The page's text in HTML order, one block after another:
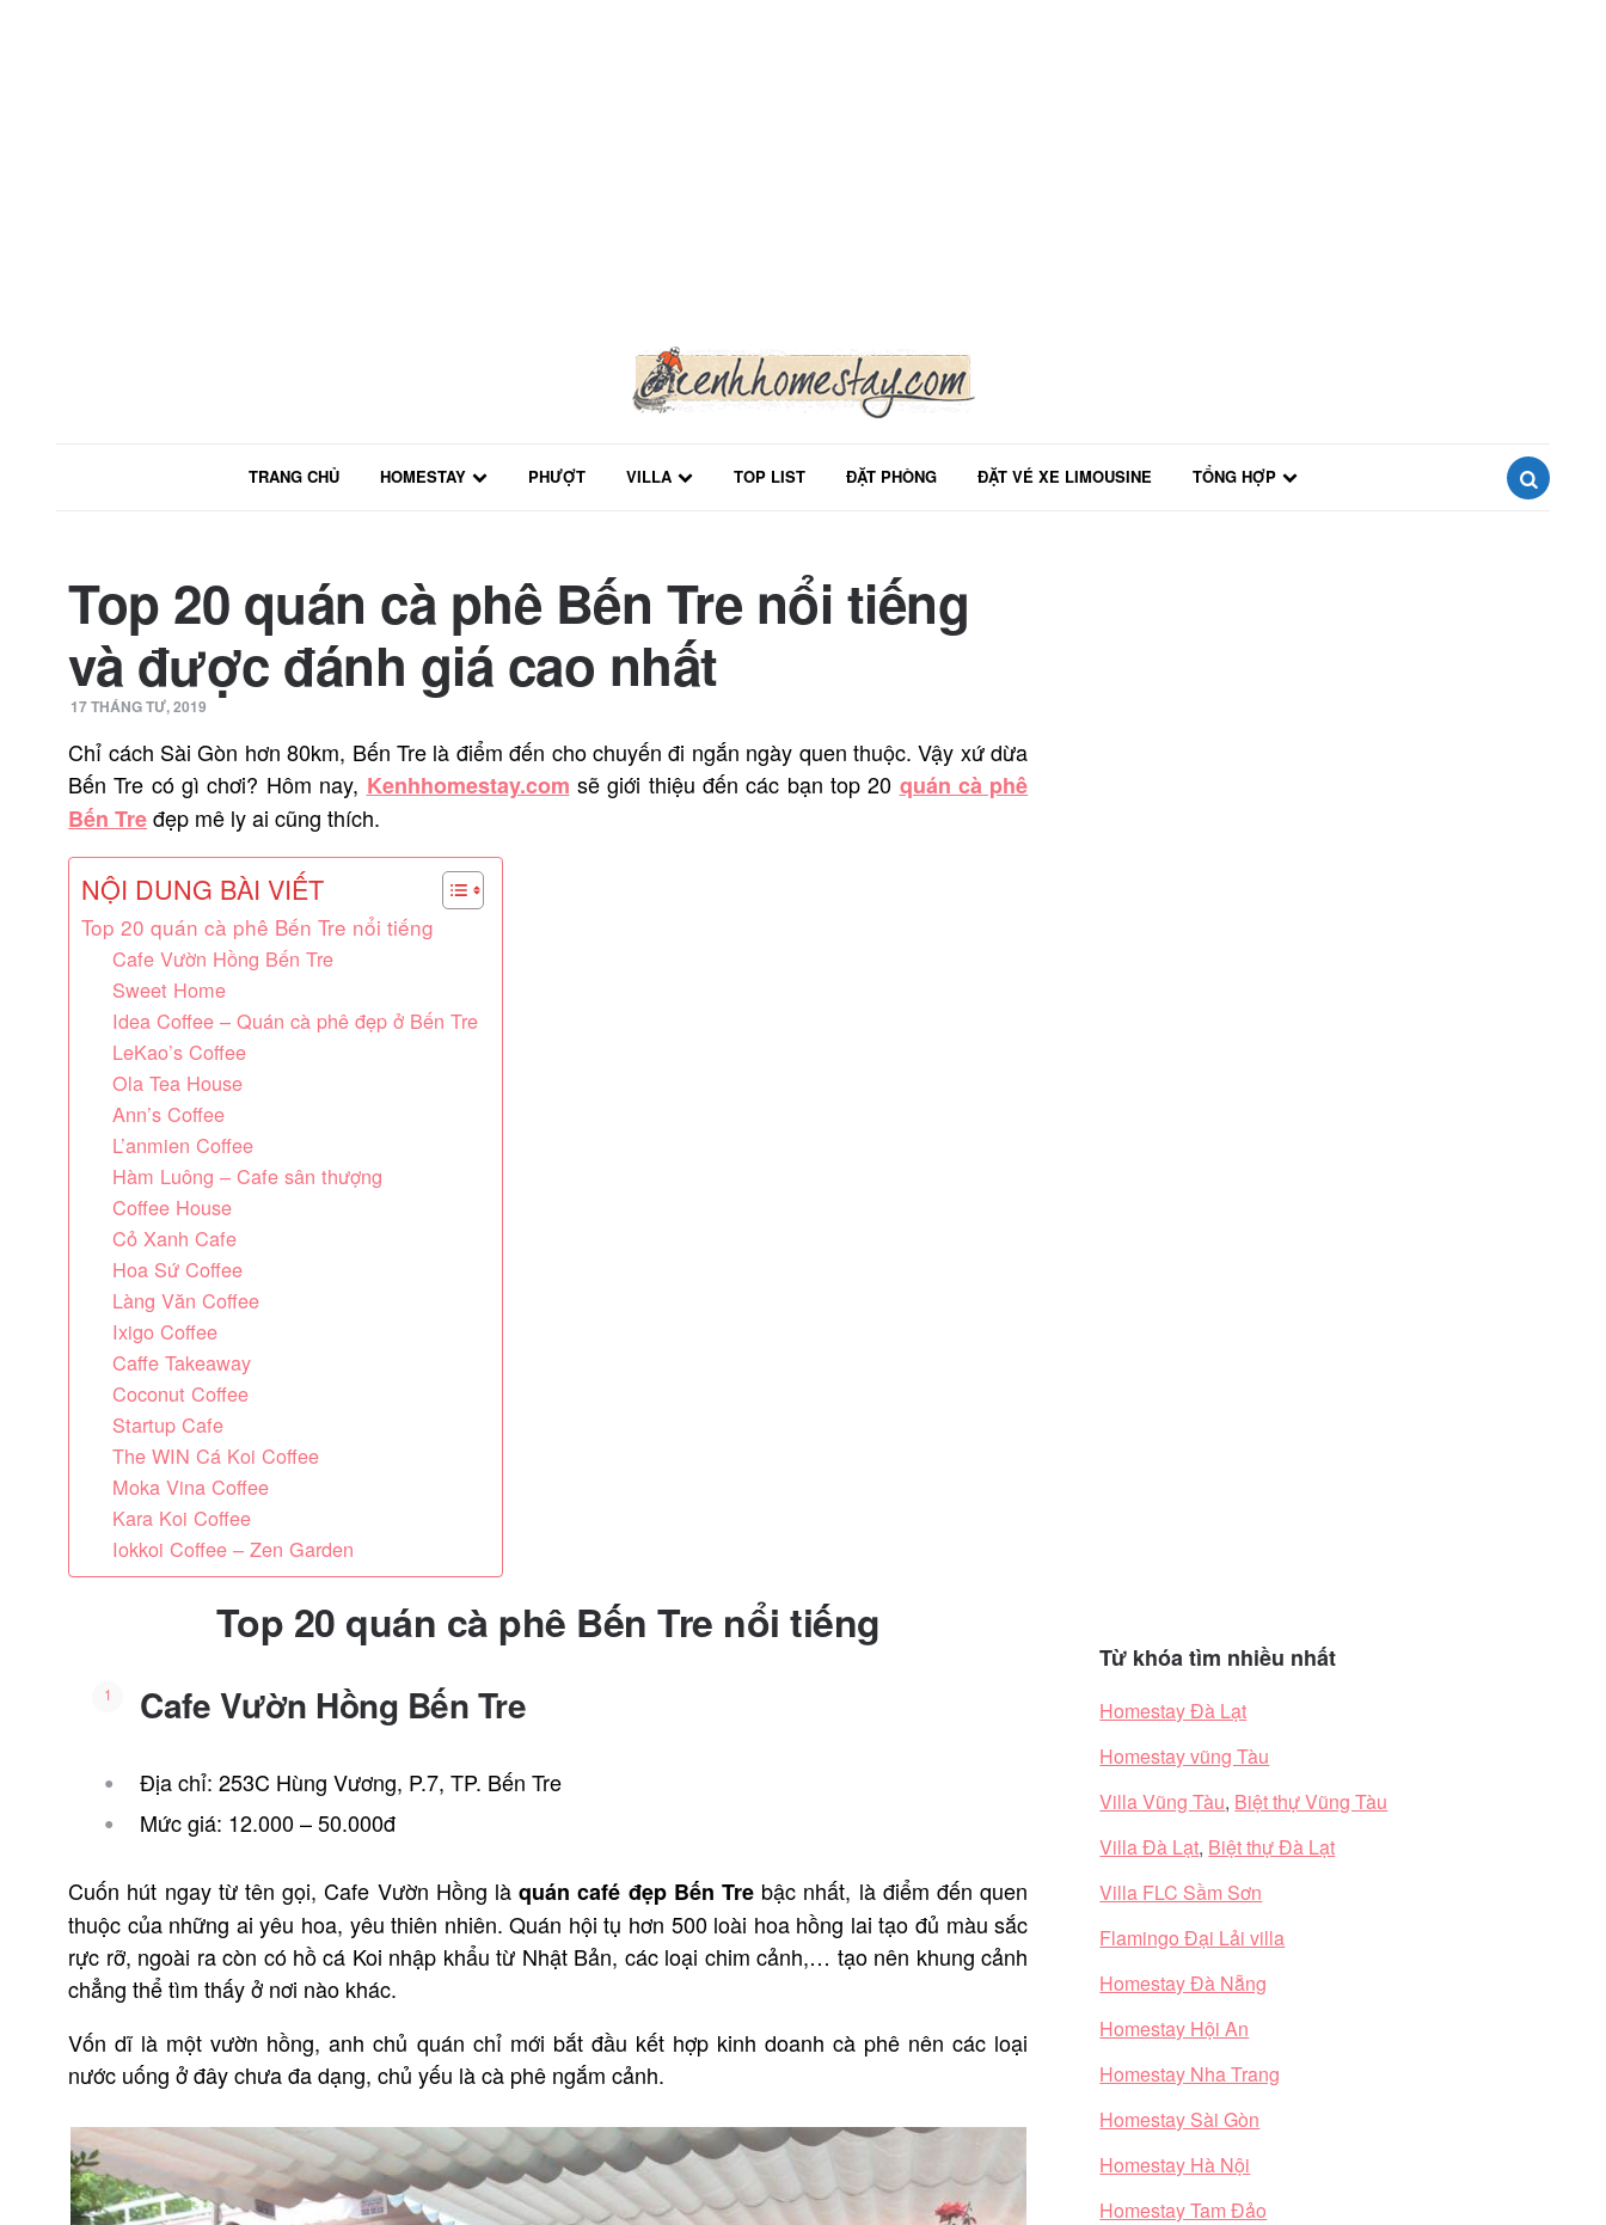
TRANG CHỦ HOMESTAY PHƯỢT VILLA TOP LIST ĐẶT PHÒNG ĐẶT VÉ XE LIMOUSINE
TỔNG HỢP
Top 20 quán cà phê Bến Tre nổi tiếng
và được đánh giá cao nhất
17 THÁNG TƯ, 2019
Chỉ cách Sài Gòn hơn 80km, Bến Tre là điểm đến cho chuyến đi ngắn ngày quen thuộc. Vậy xứ dừa
Bến Tre có gì chơi? Hôm nay, Kenhhomestay.com sẽ giới thiệu đến các bạn top 20 quán cà phê
Bến Tređẹp mê ly ai cũng thích.
NỘI DUNG BÀI VIẾT
Top 20 quán cà phê Bến Tre nổi tiếng
Cafe Vườn Hồng Bến Tre
Sweet Home
Idea Coffee – Quán cà phê đẹp ở Bến Tre
LeKao’s Coffee
Ola Tea House
Ann’s Coffee
L’anmien Coffee
Hàm Luông – Cafe sân thượng
Coffee House
Cỏ Xanh Cafe
Hoa Sứ Coffee
Làng Văn Coffee
Ixigo Coffee
Caffe Takeaway
Coconut Coffee
Startup Cafe
The WIN Cá Koi Coffee
Moka Vina Coffee
Kara Koi Coffee
Iokkoi Coffee – Zen Garden
Top 20 quán cà phê Bến Tre nổi tiếng
Cafe Vườn Hồng Bến Tre
Địa chỉ:253C Hùng Vương, P.7, TP. Bến Tre
Mức giá: 12.000 – 50.000đ
Cuốn hút ngay từ tên gọi, Cafe Vườn Hồng làquán café đẹp Bến Tre bậc nhất, là điểm đến quen
thuộc của những ai yêu hoa, yêu thiên nhiên. Quán hội tụ hơn 500 loài hoa hồng lai tạo đủ màu sắc
rực rỡ, ngoài ra còn có hồ cá Koi nhập khẩu từ Nhật Bản, các loại chim cảnh,… tạo nên khung cảnh
chẳng thể tìm thấy ở nơi nào khác.
Vốn dĩ là một vườn hồng, anh chủ quán chỉ mới bắt đầu kết hợp kinh doanh cà phê nên các loại
nước uống ở đây chưa đa dạng, chủ yếu là cà phê ngắm cảnh.
Từ khóa tìm nhiều nhất
Homestay Đà Lạt
Homestay vũng Tàu
Villa Vũng Tàu, Biệt thự Vũng Tàu
Villa Đà Lạt, Biệt thự Đà Lạt
Villa FLC Sầm Sơn
Flamingo Đại Lải villa
Homestay Đà Nẵng
Homestay Hội An
Homestay Nha Trang
Homestay Sài Gòn
Homestay Hà Nội
Homestay Tam Đảo